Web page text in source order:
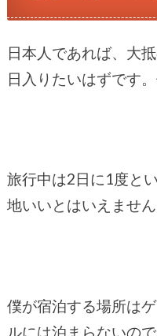
日本人であれば、大
日入りたいはずです
旅行中は2日に1度と
地いいとはいえません
僕が宿泊する場所は
ルには泊まらないの